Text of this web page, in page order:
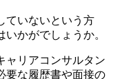
ていないという方
かがでしょうか。
ャリアコンサルタン
要な履歴書や面接の